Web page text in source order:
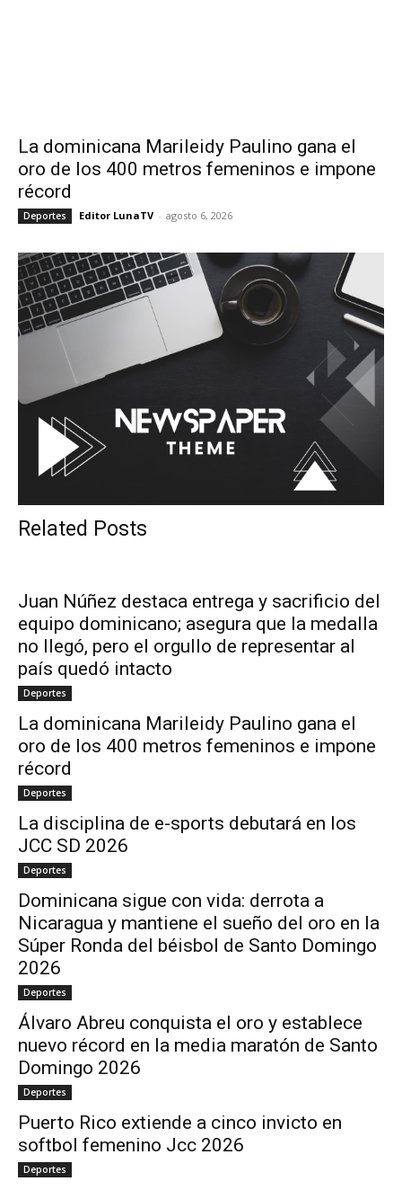
La dominicana Marileidy Paulino gana el
oro de los 400 metros femeninos e impone
récord
Deportes Editor LunaTV - agosto 6, 2026
Related Posts
Juan Núñez destaca entrega y sacrificio del
equipo dominicano; asegura que la medalla
no llegó, pero el orgullo de representar al
país quedó intacto
Deportes
La dominicana Marileidy Paulino gana el
oro de los 400 metros femeninos e impone
récord
Deportes
La disciplina de e-sports debutará en los
JCC SD 2026
Deportes
Dominicana sigue con vida: derrota a
Nicaragua y mantiene el sueño del oro en la
Súper Ronda del béisbol de Santo Domingo
2026
Deportes
Álvaro Abreu conquista el oro y establece
nuevo récord en la media maratón de Santo
Domingo 2026
Deportes
Puerto Rico extiende a cinco invicto en
softbol femenino Jcc 2026
Deportes